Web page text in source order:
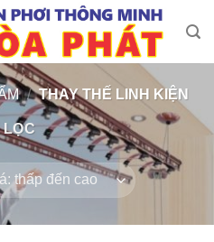
/ THAY THẾ LINH KIỆN
LỌC